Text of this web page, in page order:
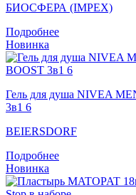
БИОСФЕРА (IMPEX)
Подробнее
Новинка
Гель для душа NIVEA
3в1 6
BEIERSDORF
Подробнее
Новинка